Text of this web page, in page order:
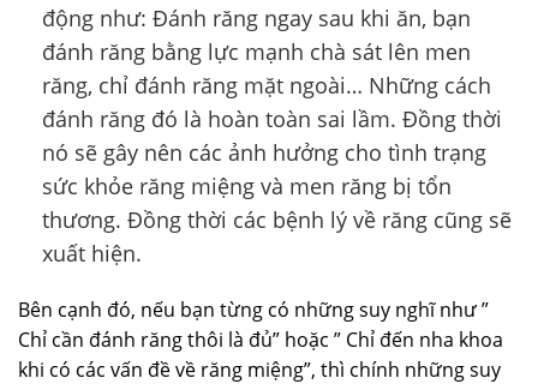
động như: Đánh răng ngay sau khi ăn, bạn
đánh răng bằng lực mạnh chà sát lên men
răng, chỉ đánh răng mặt ngoài… Những cách
đánh răng đó là hoàn toàn sai lầm. Đồng thời
nó sẽ gây nên các ảnh hưởng cho tình trạng
sức khỏe răng miệng và men răng bị tổn
thương. Đồng thời các bệnh lý về răng cũng sẽ
xuất hiện.
Bên cạnh đó, nếu bạn từng có những suy nghĩ như ”
Chỉ cần đánh răng thôi là đủ” hoặc ” Chỉ đến nha khoa
khi có các vấn đề về răng miệng”, thì chính những suy